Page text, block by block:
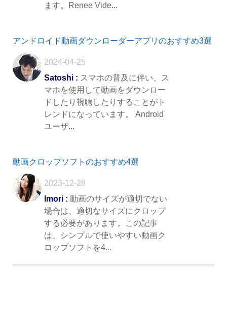
ます。Renee Vide...
アンドロイド動画ダウンローダーアプリのおすすめ3選
2024-04-25
Satoshi : スマホの普及に伴い、ス
マホを使用して動画をダウンロー
ドしたり視聴したりすることがト
レンドになっています。 Android
ユーザ...
動画クロップソフトのおすすめ4選
2023-12-28
Imori : 動画のサイズが適切でない
場合は、適切なサイズにクロップ
する必要があります。この記事
は、シンプルで使いやすい動画ク
ロップソフトを4...